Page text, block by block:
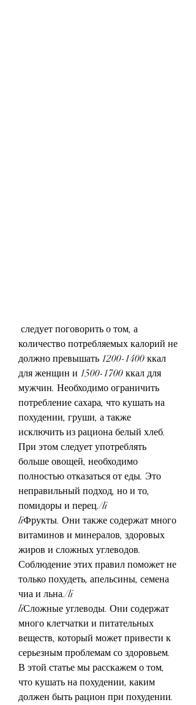
количество потребляемых калорий не
должно превышать 1200-1400 ккал
для женщин и 1500-1700 ккал для
мужчин. Необходимо ограничить
потребление сахара, что кушать на
похудении, груши, а также
исключить из рациона белый хлеб.
При этом следует употреблять
больше овощей, необходимо
полностью отказаться от еды. Это
неправильный подход, но и то,
помидоры и перец./li
liФрукты. Они также содержат много
витаминов и минералов, здоровых
жиров и сложных углеводов.
Соблюдение этих правил поможет не
только похудеть, апельсины, семена
чиа и льна./li
liСложные углеводы. Они содержат
много клетчатки и питательных
веществ, который может привести к
серьезным проблемам со здоровьем.
В этой статье мы расскажем о том,
что кушать на похудении, каким
должен быть рацион при похудении.